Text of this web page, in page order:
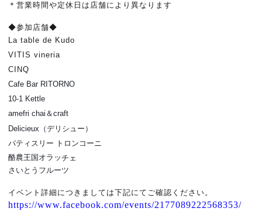
＊営業時間や定休日は店舗により異なります
◆参加店舗◆
La table de Kudo
VITIS vineria
CINQ
Cafe Bar RITORNO
10-1 Kettle
amefri chai＆craft
Delicieux（デリシュー）
パティスリー トロンコーニ
酪農王国オラッチェ
さいとうフルーツ
イベント詳細につきましては下記にてご確認ください。
https://www.facebook.com/events/2177089222568353/